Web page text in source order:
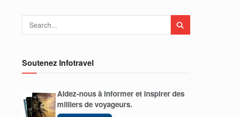
Soutenez Infotravel
Aidez-nous à informer et inspirer des
milliers de voyageurs.